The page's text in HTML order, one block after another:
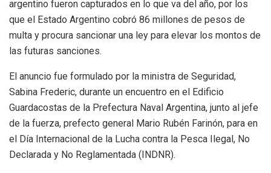
argentino fueron capturados en lo que va del año, por los
que el Estado Argentino cobró 86 millones de pesos de
multa y procura sancionar una ley para elevar los montos de
las futuras sanciones.
El anuncio fue formulado por la ministra de Seguridad,
Sabina Frederic, durante un encuentro en el Edificio
Guardacostas de la Prefectura Naval Argentina, junto al jefe
de la fuerza, prefecto general Mario Rubén Farinón, para en
el Día Internacional de la Lucha contra la Pesca Ilegal, No
Declarada y No Reglamentada (INDNR).